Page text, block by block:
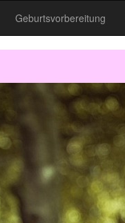
(current)Geburtsvorbereitung
Vorschau